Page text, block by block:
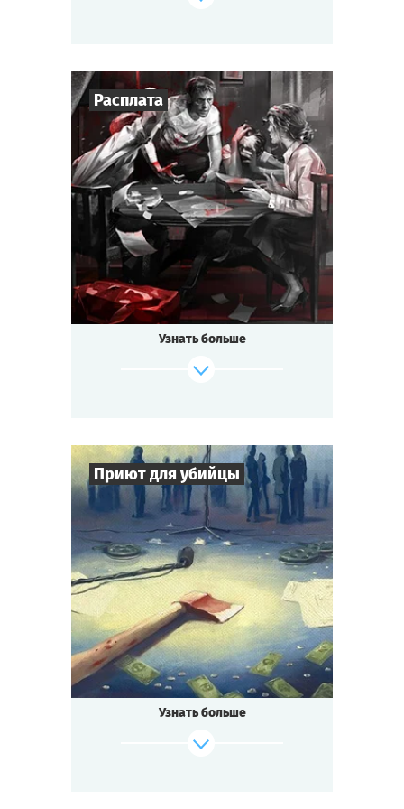
авантюристов? Говорят, что на бал приедет
сам Казанова! Что же готовит для вас этот
итальянский вечер?
Cыграть Смотреть сценарий
Расплата
Игроков 4-6
Время игры 1-1,5 ч.
Тематика Детектив
Тип квеста Мини-квестория
Cыграть Смотреть сценарий
Узнать больше
Приют для убийцы
Игроков 7-16
Время игры 2-3 ч.
Детектив
Тип квеста Квестория
Узнать больше